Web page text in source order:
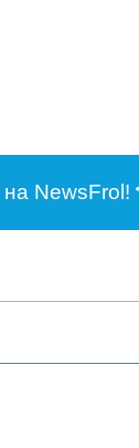
NewsFrol!